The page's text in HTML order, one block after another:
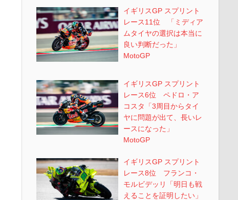
イギリスGP スプリント
レース11位 「ミディア
ムタイヤの選択は本当に
良い判断だった」
MotoGP
イギリスGP スプリント
レース6位 ペドロ・ア
コスタ「3周目からタイ
ヤに問題が出て、長いレ
ースになった」
MotoGP
イギリスGP スプリント
レース8位 フランコ・
モルビデッリ「明日も戦
えることを証明したい」